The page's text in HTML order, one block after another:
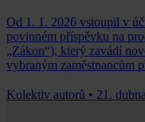
Od 1. 1. 2026 vstoupil v
povinném příspěvku na
„Zákon“), který zavádí
vybraným zaměstnancům
Kolektiv autorů • 21.